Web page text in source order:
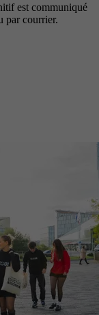
est communiqué
par courrier.